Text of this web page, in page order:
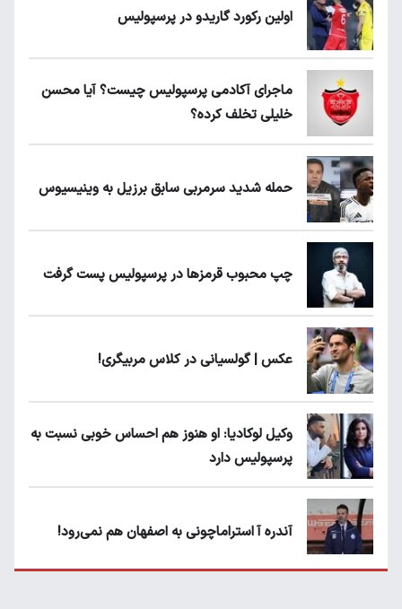
اولین رکورد گاریدو در پرسپولیس
ماجرای آکادمی پرسپولیس چیست؟ آیا محسن
خلیلی تخلف کرده؟
حمله شدید سرمربی سابق برزیل به وینیسیوس
چپ محبوب قرمزها در پرسپولیس پست گرفت
عکس | گولسیانی در کلاس مربیگری!
وکیل لوکادیا: او هنوز هم احساس خوبی نسبت به
پرسپولیس دارد
آندره آ استراماچونی به اصفهان هم نمی‌رود!